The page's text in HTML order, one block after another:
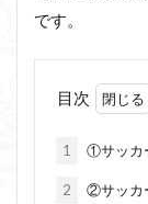
です。
目次
1 ①サッカ
2 ②サッカ